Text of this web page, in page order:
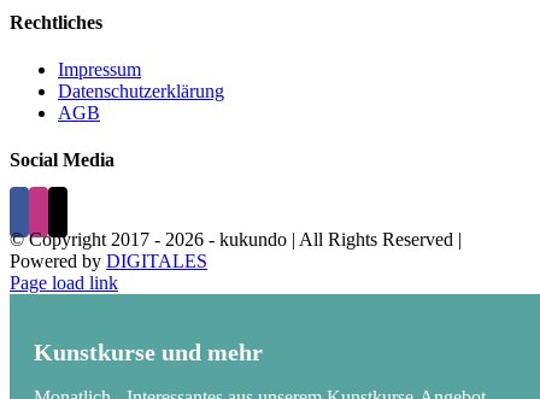
Rechtliches
Impressum
Datenschutzerklärung
AGB
Social Media
© Copyright 2017 - 2026 - kukundo | All Rights Reserved |
Powered by DIGITALES
Page load link
Kunstkurse und mehr